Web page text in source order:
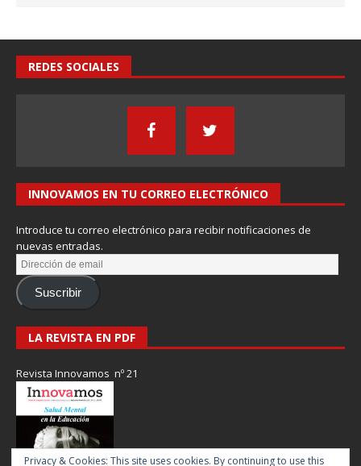
REDES SOCIALES
INNOVAMOS EN TU CORREO ELECTRÓNICO
Introduce tu correo electrónico para recibir notificaciones de
nuevas entradas.
Suscribir
LA REVISTA EN PDF
Revista Innovamos nº 21
Privacy & Cookies: This site uses cookies. By continuing to use this